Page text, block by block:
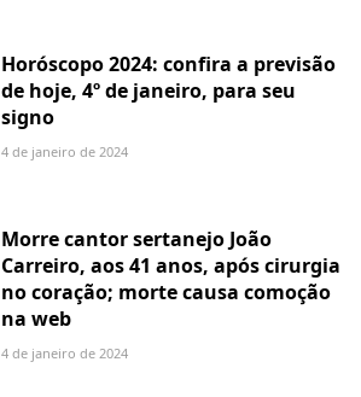
Horóscopo 2024: confira a previsão
de hoje, 4º de janeiro, para seu
signo
4 de janeiro de 2024
Morre cantor sertanejo João
Carreiro, aos 41 anos, após cirurgia
no coração; morte causa comoção
na web
4 de janeiro de 2024